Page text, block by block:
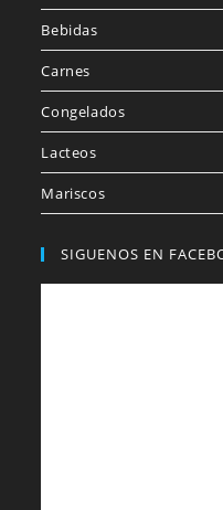
Bebidas
Carnes
Congelados
Lacteos
Mariscos
SIGUENOS EN